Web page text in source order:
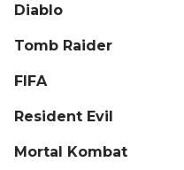
Diablo
Tomb Raider
FIFA
Resident Evil
Mortal Kombat